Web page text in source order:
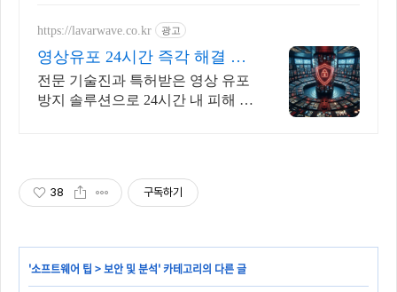
https://lavarwave.co.kr 광고
영상유포 24시간 즉각 해결 36
5일 상담으로 협박 구제
전문 기술진과 특허받은 영상 유포
방지 솔루션으로 24시간 내 피해 완
38 구독하기
'소프트웨어 팁 >보안 및 분석' 카테고리의 다른 글